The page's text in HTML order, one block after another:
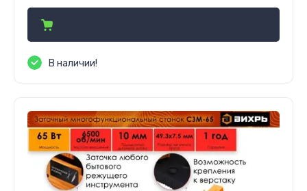
В наличии!